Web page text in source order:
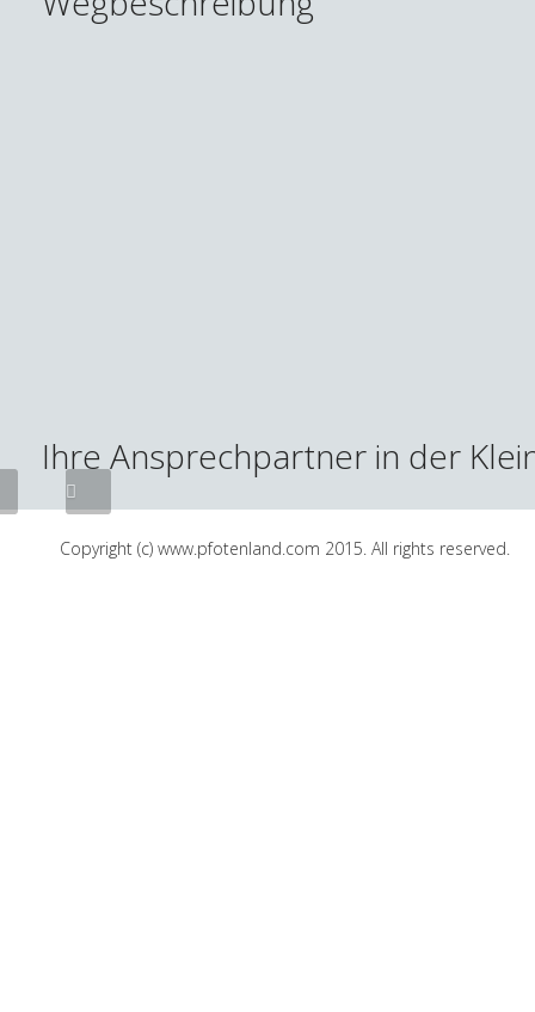
Ihre Ansprechpartner in der
Tierarzt
Copyright (c) www.pfotenland.com 2015. All rights reserved.